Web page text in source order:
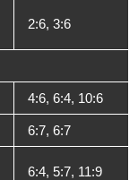
2:6, 3:6
4:6, 6:4, 10:6
6:7, 6:7
6:4, 5:7, 11:9